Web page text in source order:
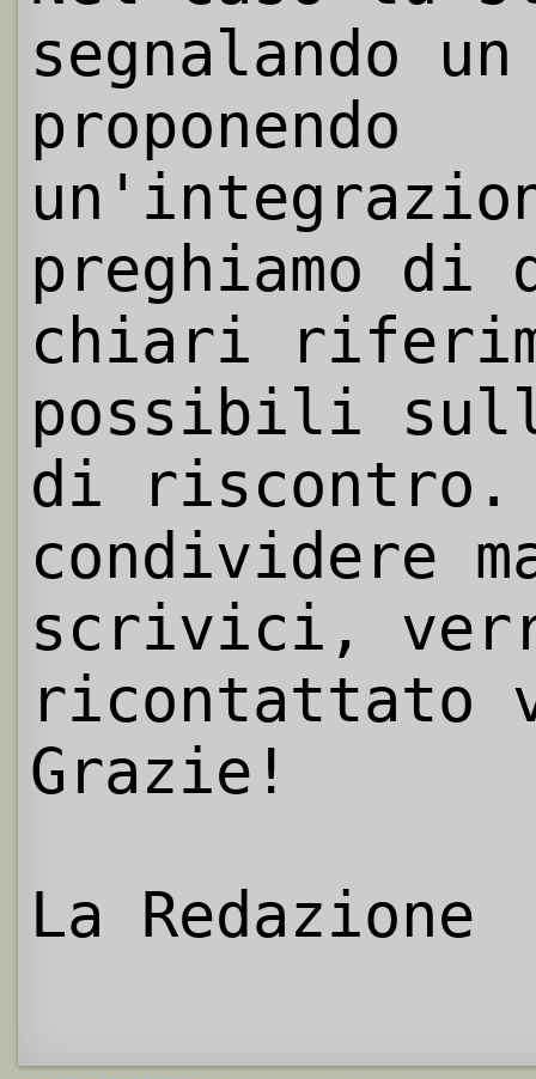
segnalando
proponendo
preghiamo
chiari
possibili
di riscontro.
condividere
scrivici,
ricontattato
Grazie!
La Redazione